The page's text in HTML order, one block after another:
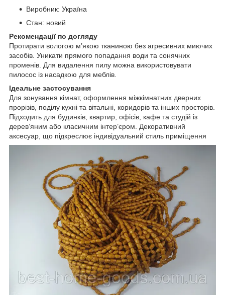
Виробник: Україна
Стан: новий
Рекомендації по догляду
Протирати вологою м’якою тканиною без агресивних миючих
засобів. Уникати прямого попадання води та сонячних
променів. Для видалення пилу можна використовувати
пилосос із насадкою для меблів.
Ідеальне застосування
Для зонування кімнат, оформлення міжкімнатних дверних
прорізів, поділу кухні та вітальні, коридорів та інших просторів.
Підходить для будинків, квартир, офісів, кафе та студій із
дерев’яним або класичним інтер’єром. Декоративний
аксесуар, що підкреслює індивідуальний стиль приміщення